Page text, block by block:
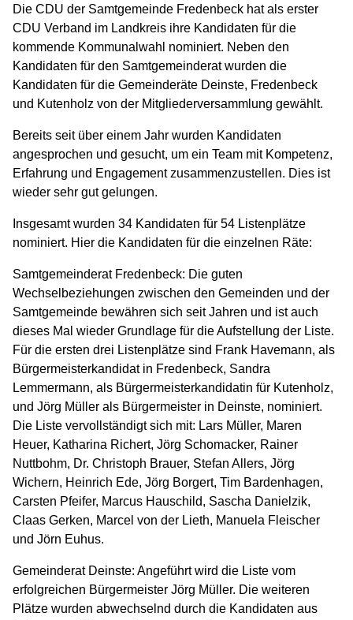
Die CDU der Samtgemeinde Fredenbeck hat als erster
CDU Verband im Landkreis ihre Kandidaten für die
kommende Kommunalwahl nominiert. Neben den
Kandidaten für den Samtgemeinderat wurden die
Kandidaten für die Gemeinderäte Deinste, Fredenbeck
und Kutenholz von der Mitgliederversammlung gewählt.
Bereits seit über einem Jahr wurden Kandidaten
angesprochen und gesucht, um ein Team mit Kompetenz,
Erfahrung und Engagement zusammenzustellen. Dies ist
wieder sehr gut gelungen.
Insgesamt wurden 34 Kandidaten für 54 Listenplätze
nominiert. Hier die Kandidaten für die einzelnen Räte:
Samtgemeinderat Fredenbeck: Die guten
Wechselbeziehungen zwischen den Gemeinden und der
Samtgemeinde bewähren sich seit Jahren und ist auch
dieses Mal wieder Grundlage für die Aufstellung der Liste.
Für die ersten drei Listenplätze sind Frank Havemann, als
Bürgermeisterkandidat in Fredenbeck, Sandra
Lemmermann, als Bürgermeisterkandidatin für Kutenholz,
und Jörg Müller als Bürgermeister in Deinste, nominiert.
Die Liste vervollständigt sich mit: Lars Müller, Maren
Heuer, Katharina Richert, Jörg Schomacker, Rainer
Nuttbohm, Dr. Christoph Brauer, Stefan Allers, Jörg
Wichern, Heinrich Ede, Jörg Borgert, Tim Bardenhagen,
Carsten Pfeifer, Marcus Hauschild, Sascha Danielzik,
Claas Gerken, Marcel von der Lieth, Manuela Fleischer
und Jörn Euhus.
Gemeinderat Deinste: Angeführt wird die Liste vom
erfolgreichen Bürgermeister Jörg Müller. Die weiteren
Plätze wurden abwechselnd durch die Kandidaten aus